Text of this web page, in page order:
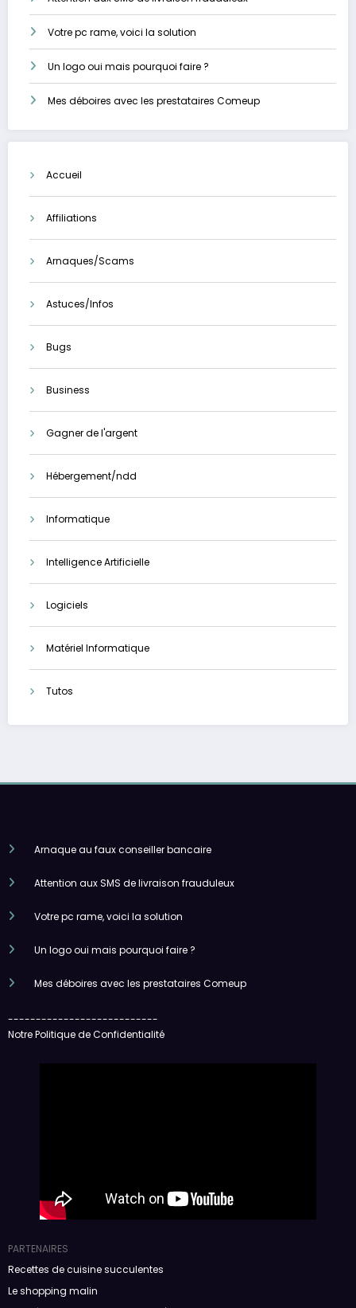
Votre pc rame, voici la solution
Un logo oui mais pourquoi faire ?
Mes déboires avec les prestataires Comeup
Accueil
Affiliations
Arnaques/Scams
Astuces/Infos
Bugs
Business
Gagner de l'argent
Hébergement/ndd
Informatique
Intelligence Artificielle
Logiciels
Matériel Informatique
Tutos
Arnaque au faux conseiller bancaire
Attention aux SMS de livraison frauduleux
Votre pc rame, voici la solution
Un logo oui mais pourquoi faire ?
Mes déboires avec les prestataires Comeup
---------------------------
Notre Politique de Confidentialité
PARTENAIRES
Recettes de cuisine succulentes
Le shopping malin